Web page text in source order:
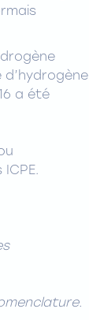
a été